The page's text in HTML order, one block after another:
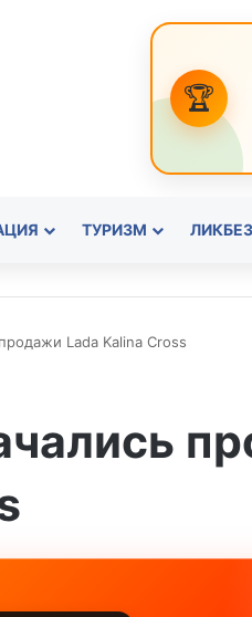
🏆
ТУРИЗМ ЛИКБЕЗ
Lada Kalina Cross